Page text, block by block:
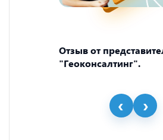
Отзыв от
"Геоконсалтинг".